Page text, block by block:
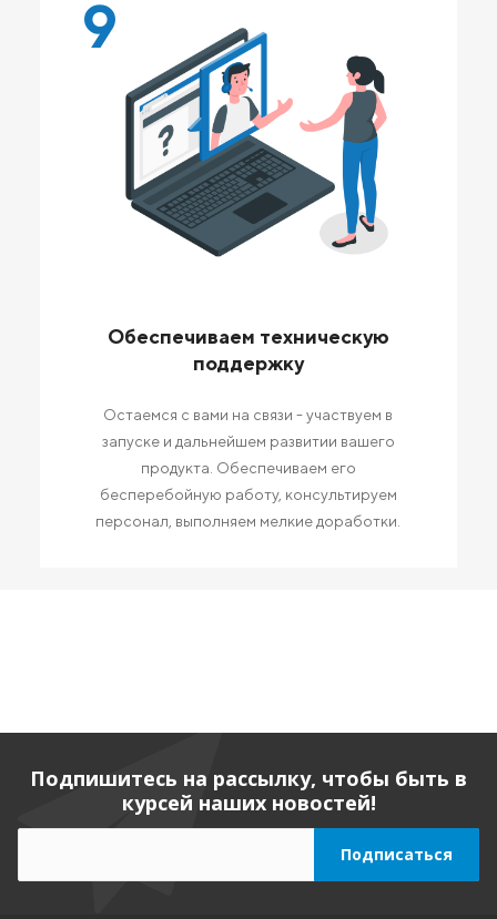
9
Обеспечиваем техническую
поддержку
Остаемся с вами на связи - участвуем в
запуске и дальнейшем развитии вашего
продукта. Обеспечиваем его
бесперебойную работу, консультируем
персонал, выполняем мелкие доработки.
Подпишитесь на рассылку, чтобы быть в
курсей наших новостей!